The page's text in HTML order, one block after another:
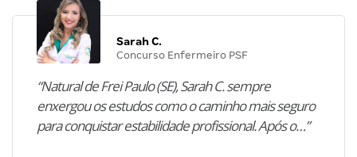
Sarah C.
Concurso Enfermeiro PSF
“Natural de Frei Paulo (SE), Sarah C. sempre
enxergou os estudos como o caminho mais seguro
para conquistar estabilidade profissional. Após o…”